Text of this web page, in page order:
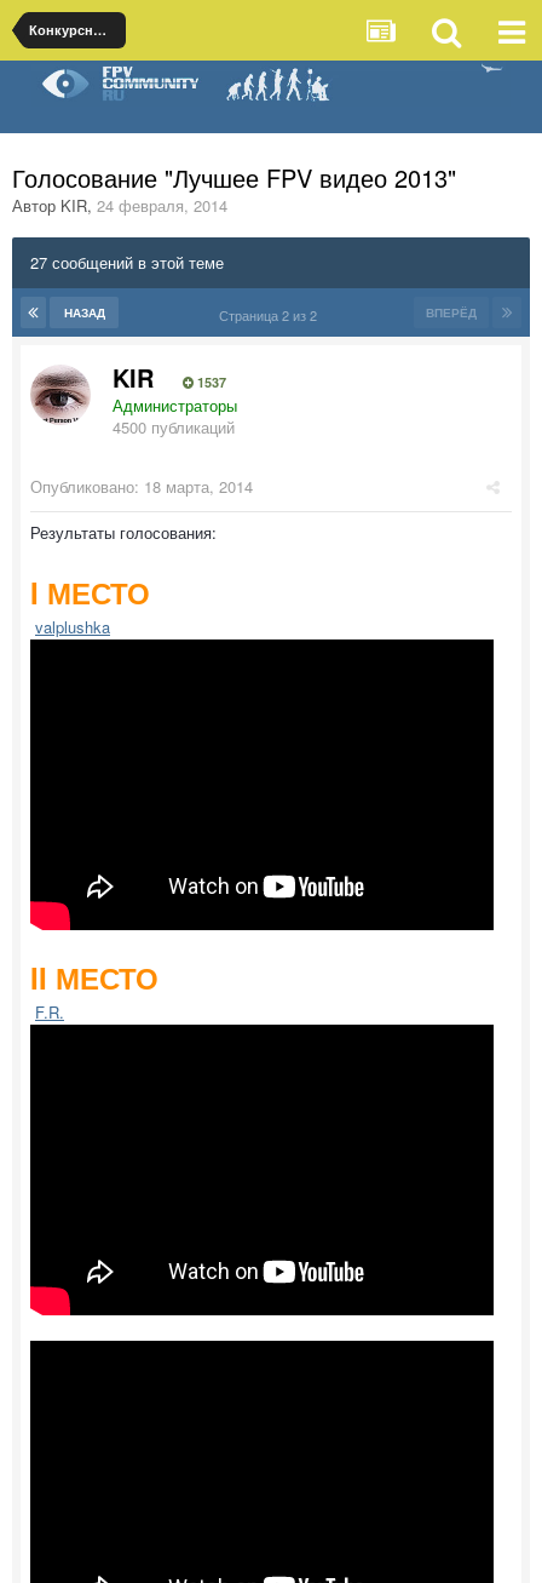
Конкурсное голосование
Голосование "Лучшее FPV видео 2013"
Автор KIR, 24 февраля, 2014
27 сообщений в этой теме
НАЗАД ВПЕРЁД
Страница 2 из 2
KIR 1537
Администраторы
4500 публикаций
Опубликовано: 18 марта, 2014
Результаты голосования:
I МЕСТО
valplushka
II МЕСТО
F.R.